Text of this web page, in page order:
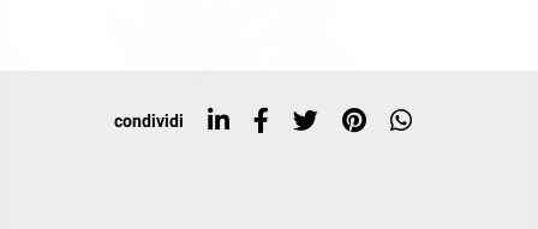
Top ricerche
condividi